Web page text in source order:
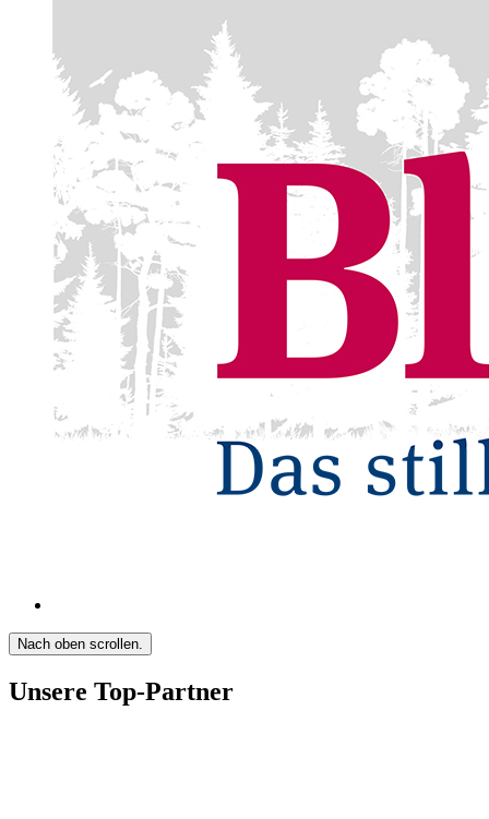
Nach oben scrollen.
Unsere Top-Partner